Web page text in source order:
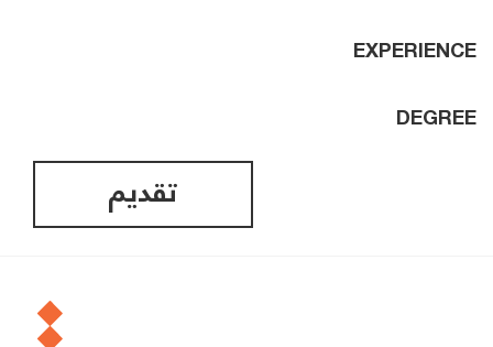
EXPERIENCE
DEGREE
تقديم